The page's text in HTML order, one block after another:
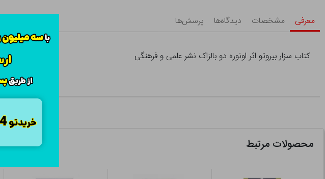
معرفی مشخصات دیدگاه‌ها پرسش‌ها
کتاب سزار بیروتو اثر اونوره دو بالزاک نشر علمی و فرهنگی
محصولات مرتبط